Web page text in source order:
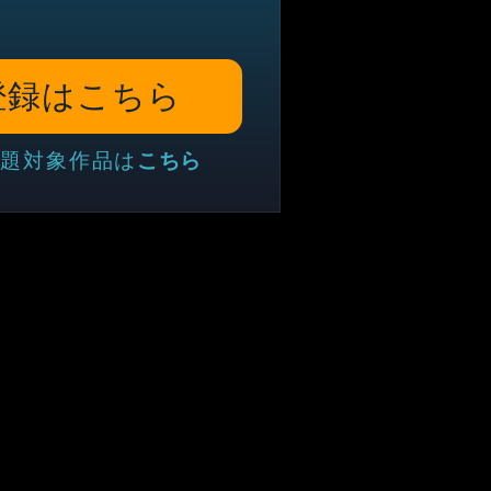
録はこちら
対象作品は こちら